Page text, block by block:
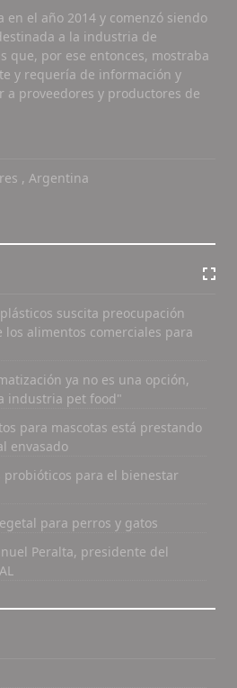
en el año 2014 y comenzó siendo
a la industria de
que, por ese entonces, mostraba
y requería de información y
a proveedores y productores de
, Argentina
suscita preocupación
los alimentos comerciales para
ya no es una opción,
industria pet food"
para mascotas está prestando
envasado
probióticos para el bienestar
para perros y gatos
Peralta, presidente del